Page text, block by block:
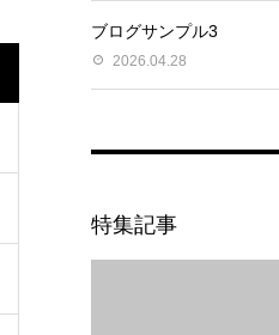
ブログサンプル3
2026.04.28
特集記事